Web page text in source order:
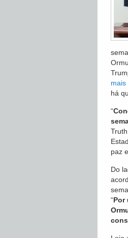
mais
há
“
paz
Do
“Por